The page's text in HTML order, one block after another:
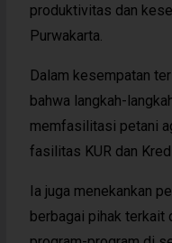
produktivitas dan
Purwakarta.
Dalam kesempatan
bahwa langkah-
memfasilitasi petani
fasilitas KUR dan
Ia juga menekankan
berbagai pihak